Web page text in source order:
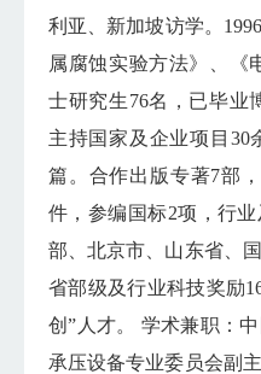
利亚、新加坡访学。
属腐蚀实验方法》、《
士研究生76名，已毕业
主持国家及企业项目30
篇。合作出版专著7部
件，参编国标2项，行
部、北京市、山东省、
省部级及行业科技奖励
创”人才。 学术兼职：
承压设备专业委员会副